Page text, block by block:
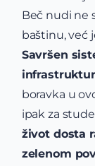
Beč nudi ne
baštinu, već
Savršen
boravka u
ipak za
život dosta
zelenom